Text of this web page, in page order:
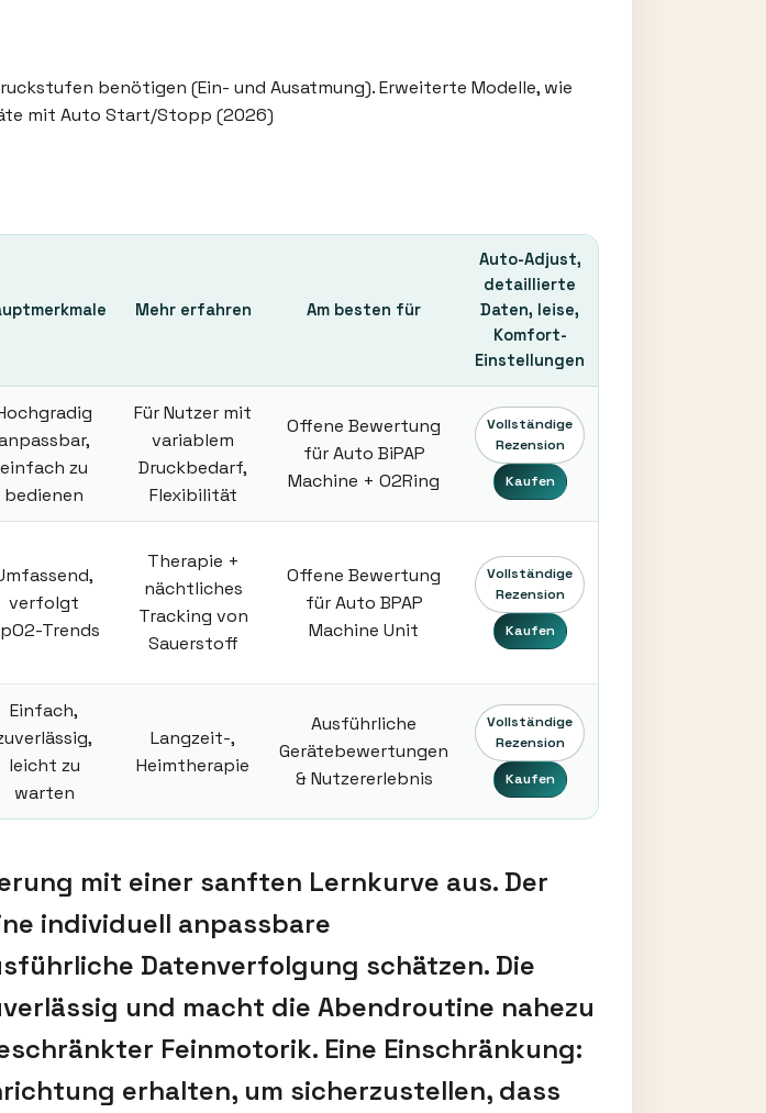
benötigen (Ein- und Ausatmung). Erweiterte Modelle, wie
mit Auto Start/Stopp (2026)
Mehr erfahren Am besten für
Auto-Adjust,
detaillierte
Daten, leise,
Komfort-
Einstellungen
einfach zu
bedienen
Für Nutzer mit
variablem
Druckbedarf,
Flexibilität
Offene Bewertung
für Auto BiPAP
Machine + O2Ring
Vollständige
Rezension
Kaufen
verfolgt
Trends
Therapie +
nächtliches
Tracking von
Sauerstoff
Offene Bewertung
für Auto BPAP
Machine Unit
Vollständige
Rezension
Kaufen
Einfach,
leicht zu
warten
Langzeit-,
Heimtherapie
Ausführliche
Gerätebewertungen
& Nutzererlebnis
Vollständige
Rezension
Kaufen
mit einer sanften Lernkurve aus. Der
individuell anpassbare
Datenverfolgung schätzen. Die
und macht die Abendroutine nahezu
Feinmotorik. Eine Einschränkung:
erhalten, um sicherzustellen, dass